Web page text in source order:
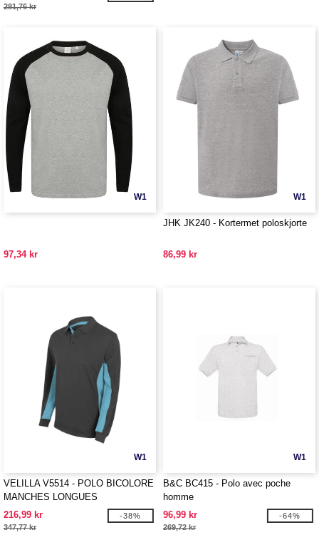
281,76 kr
W1
97,34 kr
W1
JHK JK240 - Kortermet poloskjorte
86,99 kr
W1
VELILLA V5514 - POLO BICOLORE
MANCHES LONGUES
216,99 kr
347,77 kr
-38%
W1
B&C BC415 - Polo avec poche
homme
96,99 kr
269,72 kr
-64%